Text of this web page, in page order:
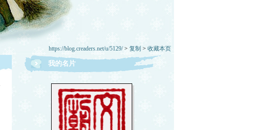
https://blog.creaders.net/u/5129/> 复制 > 收藏本页
我的名片